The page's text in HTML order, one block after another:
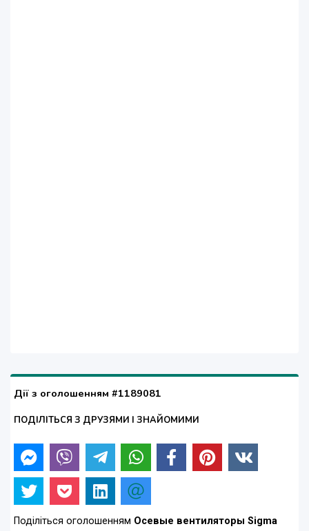
Дії з оголошенням #1189081
ПОДІЛІТЬСЯ З ДРУЗЯМИ І ЗНАЙОМИМИ
Поділіться оголошенням Осевые вентиляторы Sigma